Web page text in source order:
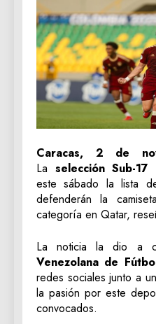
Caracas, 2 de
La selección Sub-
este sábado la lista
defenderán la
categoría en Qatar,
La noticia la dio a
Venezolana de
redes sociales junto a
la pasión por este
convocados.